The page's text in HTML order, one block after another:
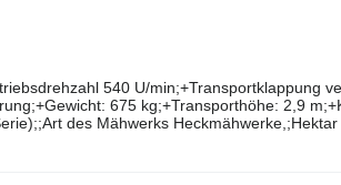
540 U/min;+Transportklappung
675 kg;+Transporthöhe: 2,9
des Mähwerks Heckmähwerke,;Hektar